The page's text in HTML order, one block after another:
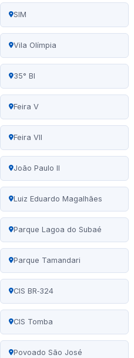
SIM
Vila Olímpia
35° BI
Feira V
Feira VII
João Paulo II
Luiz Eduardo Magalhães
Parque Lagoa do Subaé
Parque Tamandari
CIS BR‑324
CIS Tomba
Povoado São José